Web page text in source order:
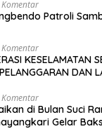
Patroli
KESELAMATAN
DAN
di Bulan Suci
Gelar